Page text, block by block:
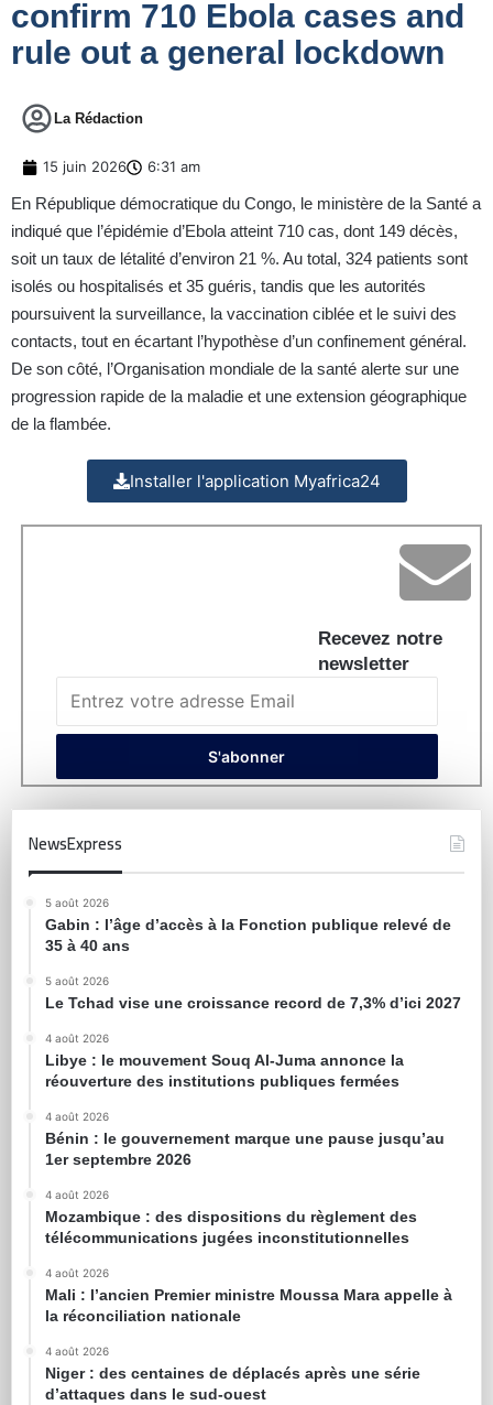
confirm 710 Ebola cases and
rule out a general lockdown
La Rédaction
15 juin 2026 6:31 am
En République démocratique du Congo, le ministère de la Santé a
indiqué que l’épidémie d’Ebola atteint 710 cas, dont 149 décès,
soit un taux de létalité d’environ 21 %. Au total, 324 patients sont
isolés ou hospitalisés et 35 guéris, tandis que les autorités
poursuivent la surveillance, la vaccination ciblée et le suivi des
contacts, tout en écartant l’hypothèse d’un confinement général.
De son côté, l’Organisation mondiale de la santé alerte sur une
progression rapide de la maladie et une extension géographique
de la flambée.
Installer l'application Myafrica24
Recevez notre
newsletter
NewsExpress
5 août 2026
Gabin : l’âge d’accès à la Fonction publique relevé de
35 à 40 ans
5 août 2026
Le Tchad vise une croissance record de 7,3% d’ici 2027
4 août 2026
Libye : le mouvement Souq Al-Juma annonce la
réouverture des institutions publiques fermées
4 août 2026
Bénin : le gouvernement marque une pause jusqu’au
1er septembre 2026
4 août 2026
Mozambique : des dispositions du règlement des
télécommunications jugées inconstitutionnelles
4 août 2026
Mali : l’ancien Premier ministre Moussa Mara appelle à
la réconciliation nationale
4 août 2026
Niger : des centaines de déplacés après une série
d’attaques dans le sud-ouest